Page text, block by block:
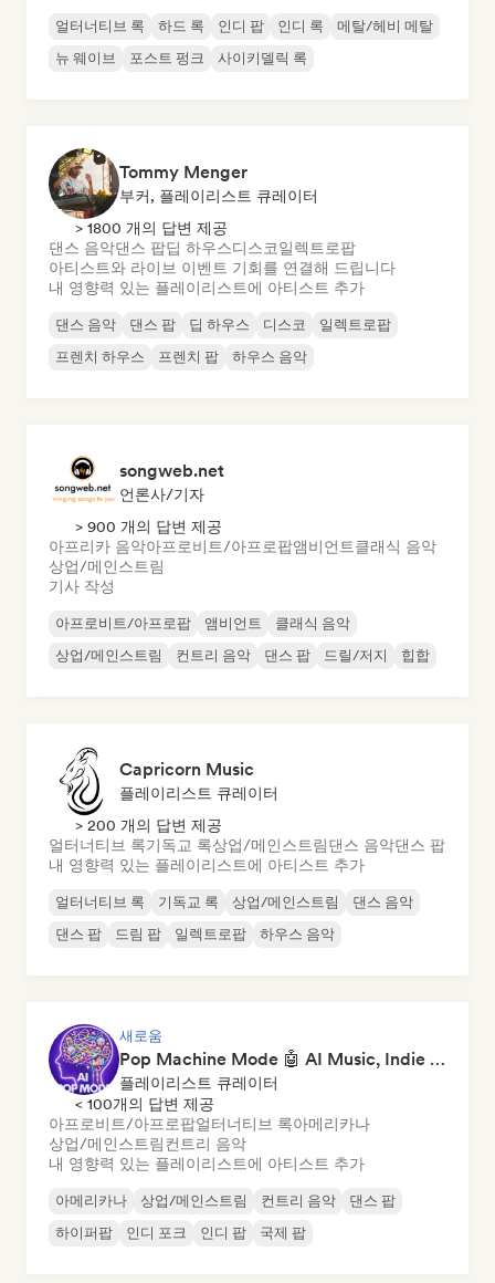
얼터너티브 록 하드 록 인디 팝 인디 록
메탈/헤비 메탈
뉴 웨이브
포스트 펑크 사이키델릭 록
Tommy Menger
부커, 플레이리스트 큐레이터
> 1800 개의 답변 제공
댄스 음악댄스 팝딥 하우스디스코일렉트로팝
아티스트와 라이브 이벤트 기회를 연결해 드립니다
내 영향력 있는 플레이리스트에 아티스트 추가
댄스 음악 댄스 팝 딥 하우스 디스코
일렉트로팝
프렌치 하우스
프렌치 팝 하우스 음악
songweb.net
언론사/기자
> 900 개의 답변 제공
아프리카 음악아프로비트/아프로팝앰비언트클래식 음악
상업/메인스트림
기사 작성
아프로비트/아프로팝 앰비언트
클래식 음악
상업/메인스트림
컨트리 음악 댄스 팝 드릴/저지 힙합
Capricorn Music
플레이리스트 큐레이터
> 200 개의 답변 제공
얼터너티브 록기독교 록상업/메인스트림댄스 음악댄스 팝
내 영향력 있는 플레이리스트에 아티스트 추가
얼터너티브 록 기독교 록 상업/메인스트림
댄스 음악
댄스 팝
드림 팝 일렉트로팝 하우스 음악
새로움
Pop Machine Mode 🤖 AI Music, Indie Pop & Dream Pop
플레이리스트 큐레이터
< 100개의 답변 제공
아프로비트/아프로팝얼터너티브 록아메리카나
상업/메인스트림컨트리 음악
내 영향력 있는 플레이리스트에 아티스트 추가
아메리카나 상업/메인스트림 컨트리 음악
댄스 팝
하이퍼팝
인디 포크 인디 팝 국제 팝